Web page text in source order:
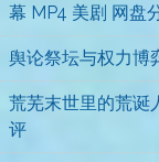
幕 MP4 美剧 网盘
舆论祭坛与权力博
荒芜末世里的荒诞
评